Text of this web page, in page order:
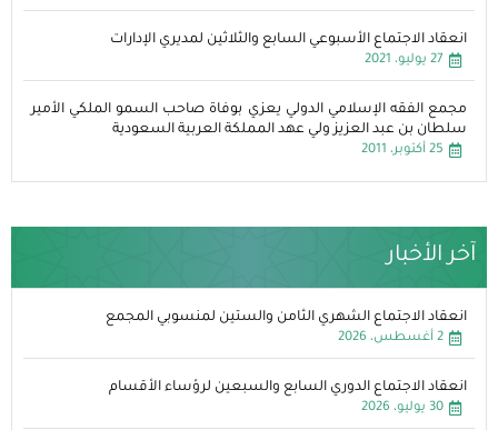
انعقاد الاجتماع الأسبوعي السابع والثلاثين لمديري الإدارات
27 يوليو، 2021
مجمع الفقه الإسلامي الدولي يعزي بوفاة صاحب السمو الملكي الأمير
سلطان بن عبد العزيز ولي عهد المملكة العربية السعودية
25 أكتوبر، 2011
آخر الأخبار
انعقاد الاجتماع الشهري الثامن والستين لمنسوبي المجمع
2 أغسطس، 2026
انعقاد الاجتماع الدوري السابع والسبعين لرؤساء الأقسام
30 يوليو، 2026